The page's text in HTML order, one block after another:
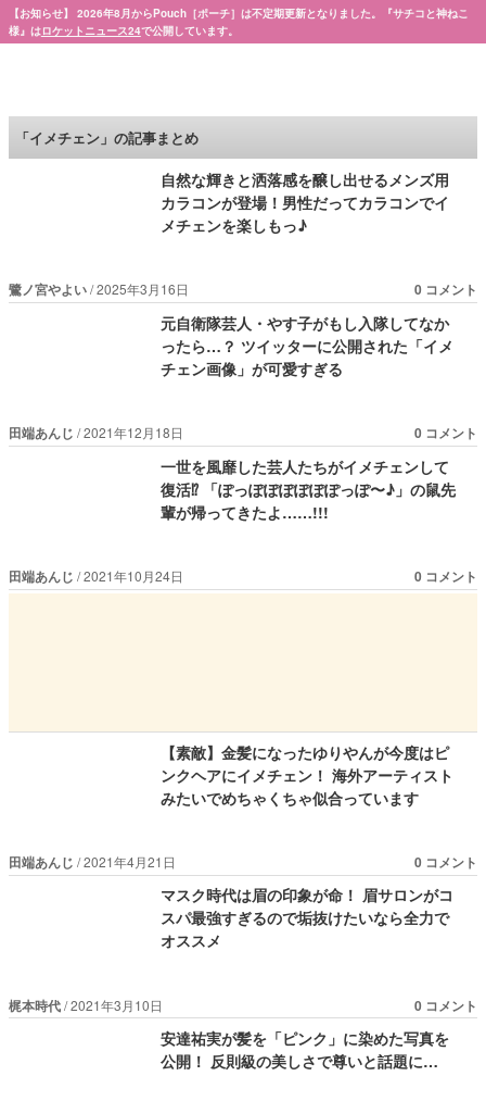
【お知らせ】 2026年8月からPouch［ポーチ］は不定期更新となりました。『サチコと神ねこ
様』はロケットニュース24で公開しています。
「イメチェン」の記事まとめ
自然な輝きと洒落感を醸し出せるメンズ用
カラコンが登場！男性だってカラコンでイ
メチェンを楽しもっ♪
鷺ノ宮やよい 2025年3月16日 0 コメント
元自衛隊芸人・やす子がもし入隊してなか
ったら…？ ツイッターに公開された「イメ
チェン画像」が可愛すぎる
田端あんじ 2021年12月18日 0 コメント
一世を風靡した芸人たちがイメチェンして
復活⁉︎ 「ぽっぽぽぽぽぽぽっぽ〜♪」の鼠先
輩が帰ってきたよ……!!!
田端あんじ 2021年10月24日 0 コメント
【素敵】金髪になったゆりやんが今度はピ
ンクヘアにイメチェン！ 海外アーティスト
みたいでめちゃくちゃ似合っています
田端あんじ 2021年4月21日 0 コメント
マスク時代は眉の印象が命！ 眉サロンがコ
スパ最強すぎるので垢抜けたいなら全力で
オススメ
梶本時代 2021年3月10日 0 コメント
安達祐実が髪を「ピンク」に染めた写真を
公開！ 反則級の美しさで尊いと話題に…